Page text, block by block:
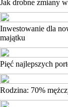
Jak drobne zmiany
Inwestowanie dla
majątku
Pięć najlepszych
Rodzina: 70%